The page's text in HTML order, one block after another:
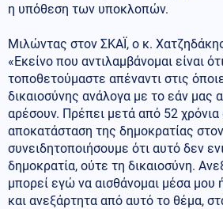
η υπόθεση των υποκλοπών.
Μιλώντας στον ΣΚΑΪ, o κ.
«Εκείνο που αντιλαμβάνομαι είναι
τοποθετούμαστε απέναντι στις
δικαιοσύνης ανάλογα με το εάν μας
αρέσουν. Πρέπει μετά από 52 χρόνια
αποκατάσταση της δημοκρατίας
συνειδητοποιήσουμε ότι αυτό δεν
δημοκρατία, ούτε τη δικαιοσύνη.
μπορεί εγώ να αισθάνομαι μέσα μου
και ανεξάρτητα από αυτό το θέμα,